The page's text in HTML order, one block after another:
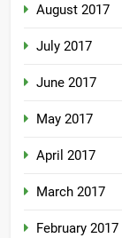
August 2017
July 2017
June 2017
May 2017
April 2017
March 2017
February 2017